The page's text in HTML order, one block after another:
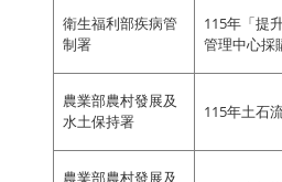
衛生福利部疾病管
制署
115年「提
管理中心採
農業部農村發展及
水土保持署
115年土石
農業部農村發展及